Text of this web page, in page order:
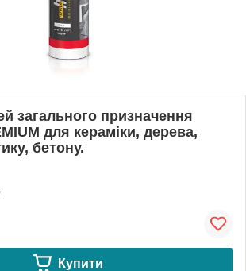
загального призначення
для кераміки, дерева,
бетону.
Купити